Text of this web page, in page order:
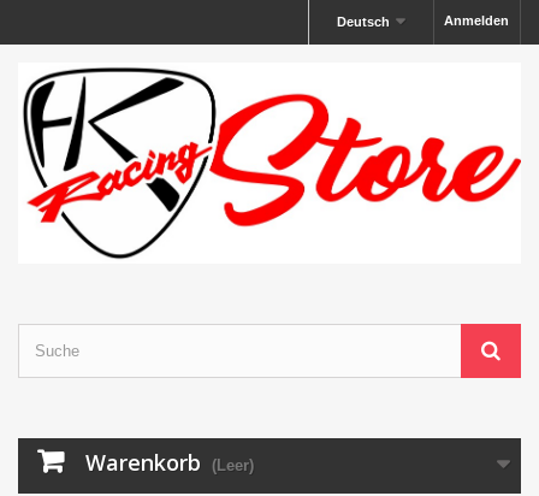
Anmelden
Deutsch
Warenkorb (Leer)